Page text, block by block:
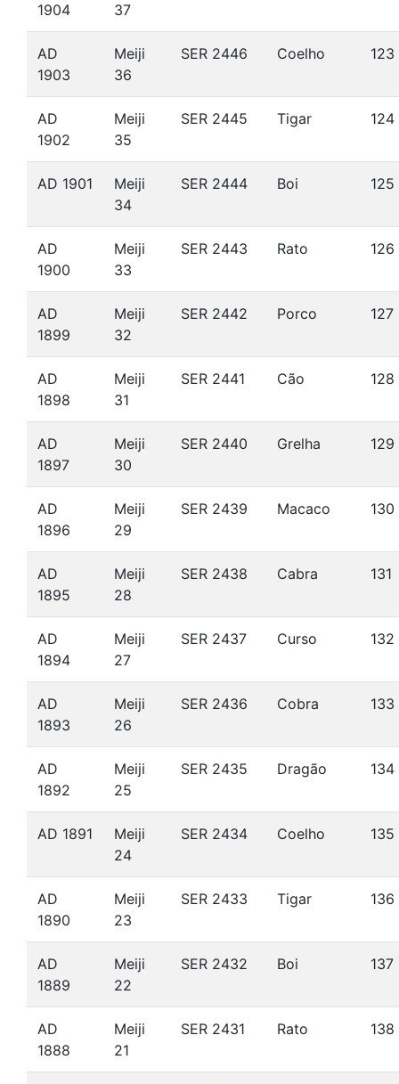
1904
37
AD
1903
Meiji
36
SER 2446 Coelho 123
AD
1902
Meiji
35
SER 2445 Tigar 124
AD 1901
Meiji
34
SER 2444 Boi 125
AD
1900
Meiji
33
SER 2443 Rato 126
AD
1899
Meiji
32
SER 2442 Porco 127
AD
1898
Meiji
31
SER 2441 Cão 128
AD
1897
Meiji
30
SER 2440 Grelha 129
AD
1896
Meiji
29
SER 2439 Macaco 130
AD
1895
Meiji
28
SER 2438 Cabra 131
AD
1894
Meiji
27
SER 2437 Curso 132
AD
1893
Meiji
26
SER 2436 Cobra 133
AD
1892
Meiji
25
SER 2435 Dragão 134
AD 1891
Meiji
24
SER 2434 Coelho 135
AD
1890
Meiji
23
SER 2433 Tigar 136
AD
1889
Meiji
22
SER 2432 Boi 137
AD
1888
Meiji
21
SER 2431 Rato 138